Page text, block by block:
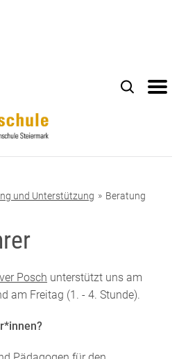
und Unterstützung Beratung
Posch unterstützt uns am
am Freitag (1. - 4. Stunde).